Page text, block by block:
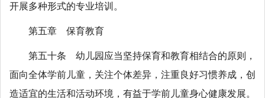
开展多种形式的专业培训。
第五章 保育教育
第五十条 幼儿园应当坚持保育和教育相结合的原则，
面向全体学前儿童，关注个体差异，注重良好习惯养成，创
造适宜的生活和活动环境，有益于学前儿童身心健康发展。